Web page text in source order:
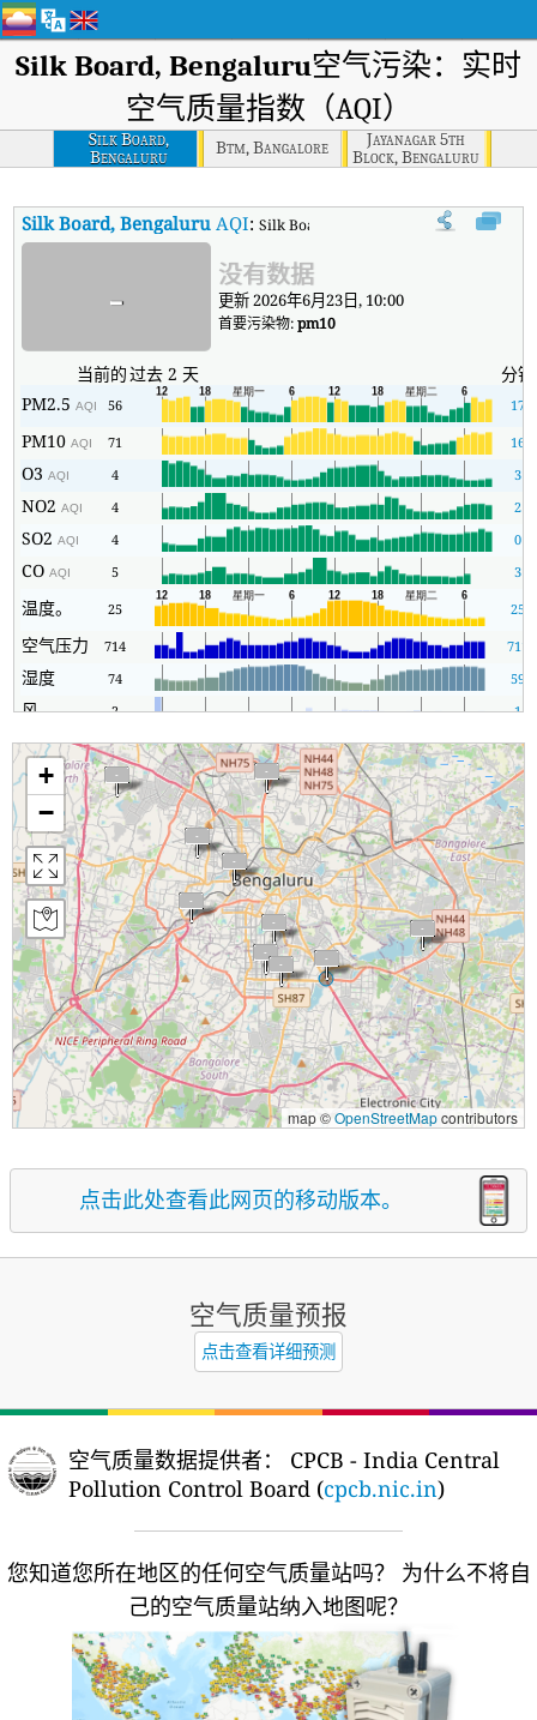
Silk Board, Bengaluru空气污染：实时
空气质量指数（AQI）
Silk Board,
Bengaluru
Btm, Bangalore
Jayanagar 5th
Block, Bengaluru
Silk Board, Bengaluru AQI:Silk Board, Bengaluru实时空气质量指数
- 没有数据
更新 2026年6月23日, 10:00
首要污染物:pm10
当前的过去 2 天
分钟
PM2.5AQI 56 17
PM10AQI 71 16
O3AQI 4 3
NO2AQI 4 2
SO2AQI 4 0
COAQI 5 3
温度。 25 25
空气压力 714 711
湿度 74 59
风 2 1
+
−
map ©OpenStreetMapcontributors
点击此处查看此网页的移动版本。
空气质量预报
点击查看详细预测
空气质量数据提供者：
CPCB - India Central
Pollution Control Board (cpcb.nic.in)
您知道您所在地区的任何空气质量站吗？
为什么不将自
己的空气质量站纳入地图呢？